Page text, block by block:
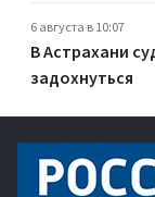
6 августа в 10:07
В Астрахани
задохнуться